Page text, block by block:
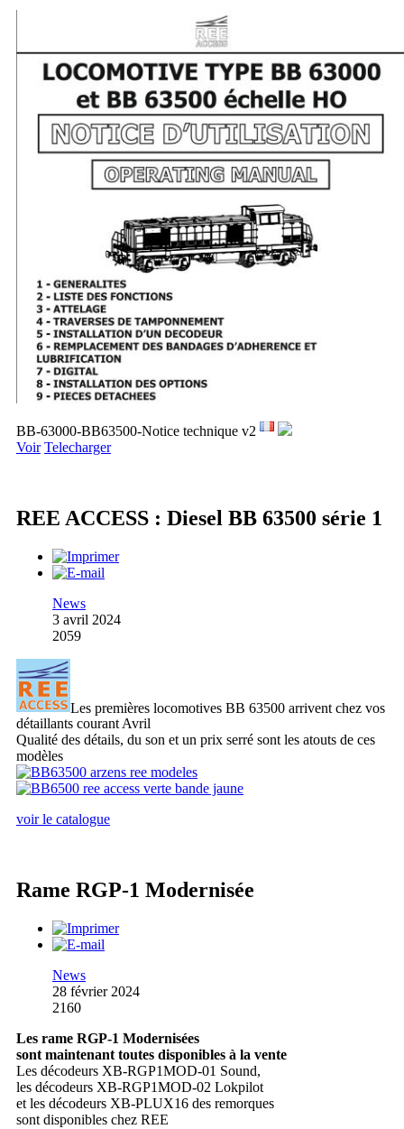
BB-63000-BB63500-Notice technique v2
Voir Telecharger
REE ACCESS : Diesel BB 63500 série 1
News
3 avril 2024
2059
Les premières locomotives BB 63500 arrivent chez vos
détaillants courant Avril
Qualité des détails, du son et un prix serré sont les atouts de ces
modèles
voir le catalogue
Rame RGP-1 Modernisée
News
28 février 2024
2160
Les rame RGP-1 Modernisées
sont maintenant toutes disponibles à la vente
Les décodeurs XB-RGP1MOD-01 Sound,
les décodeurs XB-RGP1MOD-02 Lokpilot
et les décodeurs XB-PLUX16 des remorques
sont disponibles chez REE